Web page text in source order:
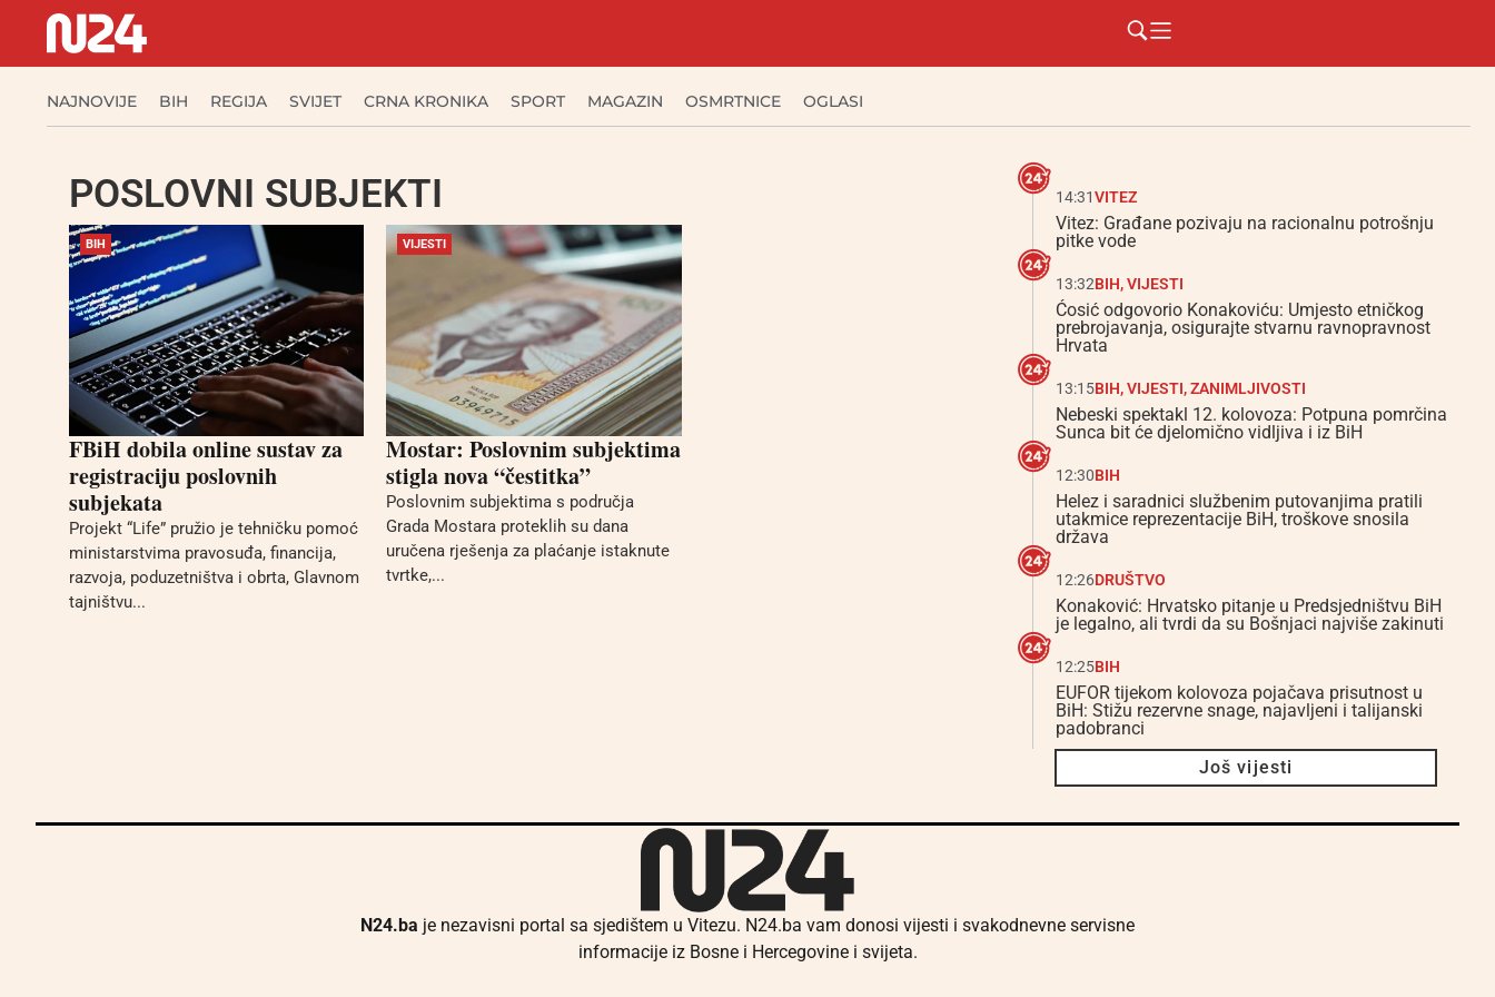
NAJNOVIJE BIH REGIJA SVIJET CRNA KRONIKA SPORT MAGAZIN OSMRTNICE OGLASI
POSLOVNI SUBJEKTI
BIH
FBiH dobila online sustav za
registraciju poslovnih
subjekata
Projekt “Life” pružio je tehničku pomoć
ministarstvima pravosuđa, financija,
razvoja, poduzetništva i obrta, Glavnom
tajništvu...
VIJESTI
Mostar: Poslovnim subjektima
stigla nova “čestitka”
Poslovnim subjektima s područja
Grada Mostara proteklih su dana
uručena rješenja za plaćanje istaknute
tvrtke,...
14:31VITEZ
Vitez: Građane pozivaju na racionalnu potrošnju
pitke vode
13:32BIH,VIJESTI
Ćosić odgovorio Konakoviću: Umjesto etničkog
prebrojavanja, osigurajte stvarnu ravnopravnost
Hrvata
13:15BIH,VIJESTI,ZANIMLJIVOSTI
Nebeski spektakl 12. kolovoza: Potpuna pomrčina
Sunca bit će djelomično vidljiva i iz BiH
12:30BIH
Helez i saradnici službenim putovanjima pratili
utakmice reprezentacije BiH, troškove snosila
država
12:26DRUŠTVO
Konaković: Hrvatsko pitanje u Predsjedništvu BiH
je legalno, ali tvrdi da su Bošnjaci najviše zakinuti
12:25BIH
EUFOR tijekom kolovoza pojačava prisutnost u
BiH: Stižu rezervne snage, najavljeni i talijanski
padobranci
Još vijesti
N24.ba je nezavisni portal sa sjedištem u Vitezu. N24.ba vam donosi vijesti i svakodnevne servisne
informacije iz Bosne i Hercegovine i svijeta.